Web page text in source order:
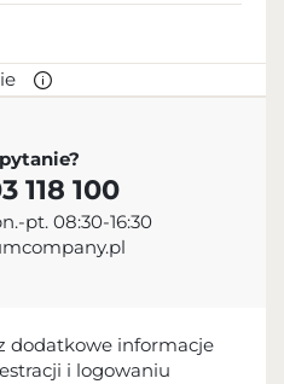
118 100
pt. 08:30-16:30
dodatkowe informacje
i logowaniu